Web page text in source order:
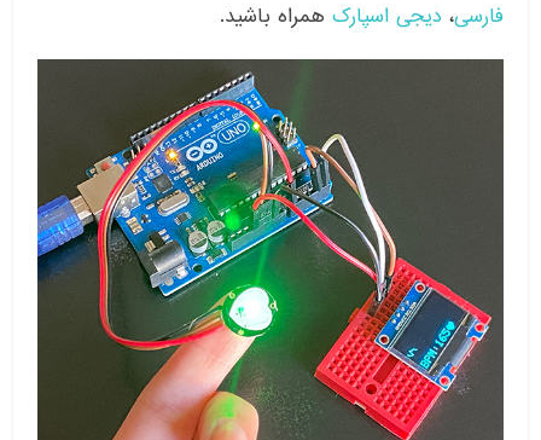
فارسی، دیجی اسپارک همراه باشید.